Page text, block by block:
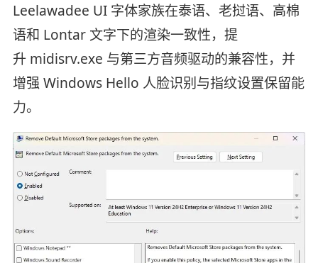
Leelawadee UI 字体家族在泰语、老挝语、高棉
语和 Lontar 文字下的渲染一致性，提
升 midisrv.exe 与第三方音频驱动的兼容性，并
增强 Windows Hello 人脸识别与指纹设置保留能
力。